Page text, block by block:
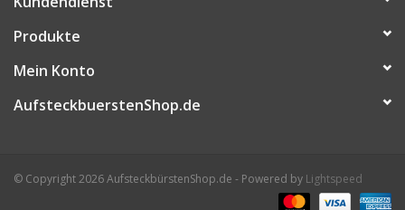
Produkte
Mein Konto
AufsteckbuerstenShop.de
© Copyright 2026 AufsteckbürstenShop.de - Powered by Lightspeed